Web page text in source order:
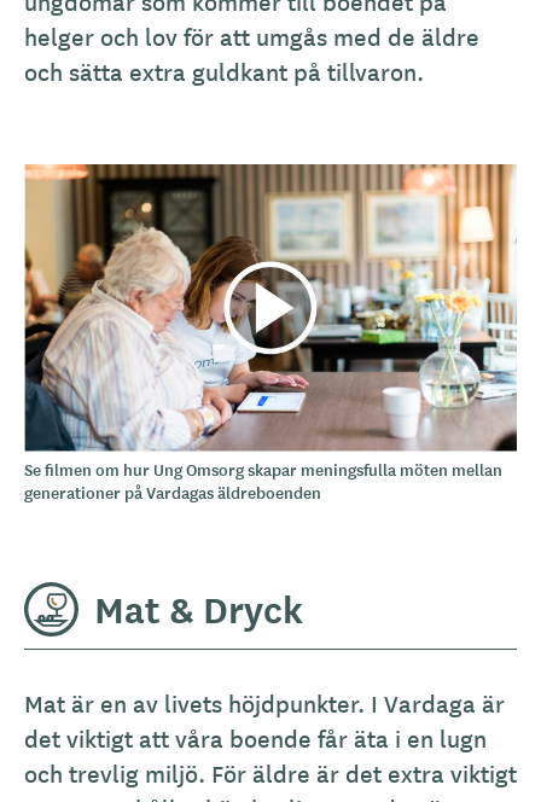
helger och lov för att umgås med de äldre
och sätta extra guldkant på tillvaron.
Se filmen om hur Ung Omsorg skapar meningsfulla möten mellan
generationer på Vardagas äldreboenden
Mat & Dryck
A
l
l
Mat är en av livets höjdpunkter. I Vardaga är
det viktigt att våra boende får äta i en lugn
och trevlig miljö. För äldre är det extra viktigt